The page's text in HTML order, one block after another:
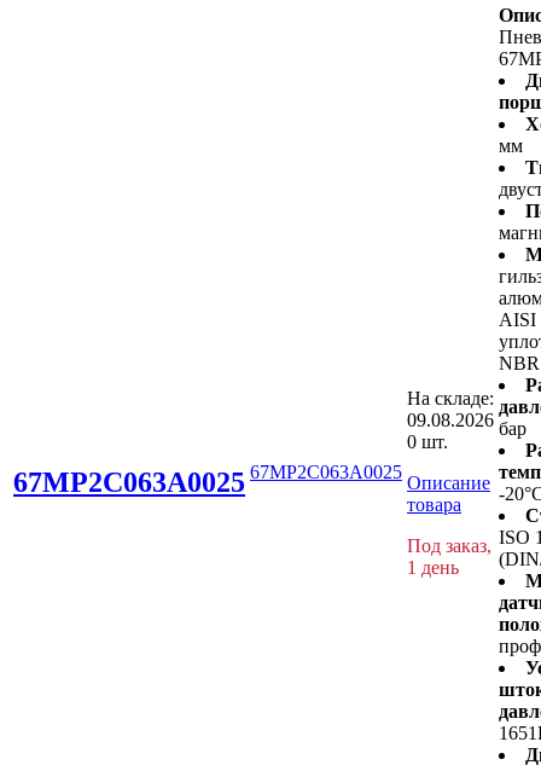
67MP2C063A0025 67MP2C063A0025
На складе:
09.08.2026
0 шт.
Описание
товара
Под заказ,
1 день
мм
AISI
NBR
бар
-
ISO